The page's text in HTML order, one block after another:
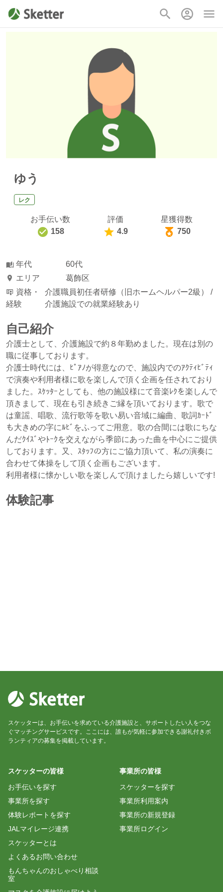
ゆう
レク
お手伝い数
158
評価
4.9
星獲得数
750
年代
60代
エリア
葛飾区
資格・
経験
介護職員初任者研修（旧ホームヘルパー2級） /
介護施設での就業経験あり
自己紹介
介護士として、介護施設で約８年勤めました。現在は別の
職に従事しております。
介護士時代には、ﾋﾟｱﾉが得意なので、施設内でのｱｸﾃｨﾋﾞﾃｨ
で演奏や利用者様に歌を楽しんで頂く企画を任されており
ました。ｽｹｯﾀｰとしても、他の施設様にて音楽ﾚｸを楽しんで
頂きまして、現在も引き続きご縁を頂いております。歌で
は童謡、唱歌、流行歌等を歌い易い音域に編曲、歌詞ｶｰﾄﾞ
も大きめの字にﾙﾋﾞをふってご用意。歌の合間には歌にちな
んだｸｲｽﾞやﾄｰｸを交えながら季節にあった曲を中心にご提供
しております。又、ｽﾀｯﾌの方にご協力頂いて、私の演奏に
合わせて体操をして頂く企画もございます。
利用者様に懐かしい歌を楽しんで頂けましたら嬉しいです!
体験記事
スケッターは、お手伝いを求めている介護施設と、サポートしたい人をつな
ぐマッチングサービスです。ここには、誰もが気軽に参加できる謝礼付きボ
ランティアの募集を掲載しています。
スケッターの皆様
お手伝いを探す
事業所を探す
体験レポートを探す
JALマイレージ連携
スケッターとは
よくあるお問い合わせ
もんちゃんのおしゃべり相談
室
事業所の皆様
スケッターを探す
事業所利用案内
事業所の新規登録
事業所ログイン